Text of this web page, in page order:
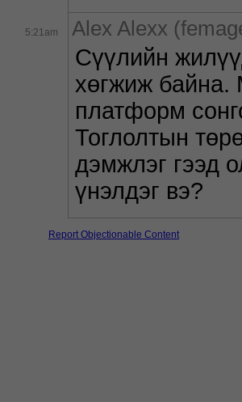
5:21am Alex Alexx
Сүүлийн
хөгжиж байна.
платформ
Тоглолтын
дэмжлэг гээд
үнэлдэг вэ?
Report Objectionable Content